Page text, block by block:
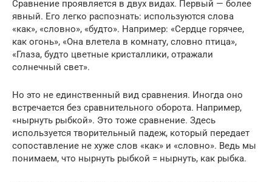
Сравнение проявляется в двух видах. Первый — более
явный. Его легко распознать: используются слова
«как», «словно», «будто». Например: «Сердце горячее,
как огонь», «Она влетела в комнату, словно птица»,
«Глаза, будто цветные кристаллики, отражали
солнечный свет».
Но это не единственный вид сравнения. Иногда оно
встречается без сравнительного оборота. Например,
«нырнуть рыбкой». Это тоже сравнение. Здесь
используется творительный падеж, который передает
сопоставление не хуже слов «как» и «словно». Ведь мы
понимаем, что нырнуть рыбкой = нырнуть, как рыбка.